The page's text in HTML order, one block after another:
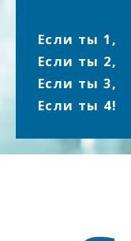
Если ты 1,
Если ты 2,
Если ты 3,
Если ты 4!